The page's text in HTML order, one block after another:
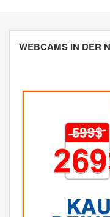
WEBCAMS IN DER